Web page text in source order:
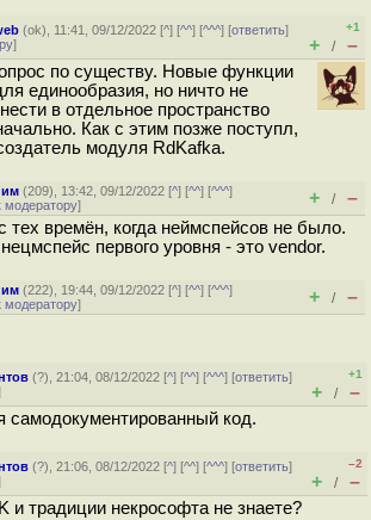
(ok), 11:41, 09/12/2022 [^] [^^] [^^^] [ответить]
]
+1
+ / –
по существу. Новые функции
единообразия, но ничто не
в отдельное пространство
Как с этим позже поступл,
модуля RdKafka.
(209), 13:42, 09/12/2022 [^] [^^] [^^^]
модератору] + / –
тех времён, когда неймспейсов не было.
первого уровня - это vendor.
(222), 19:44, 09/12/2022 [^] [^^] [^^^]
модератору] + / –
(?), 21:04, 08/12/2022 [^] [^^] [^^^] [ответить]
+1
+ / –
самодокументированный код.
(?), 21:06, 08/12/2022 [^] [^^] [^^^] [ответить]
–2
+ / –
и традиции некрософта не знаете?